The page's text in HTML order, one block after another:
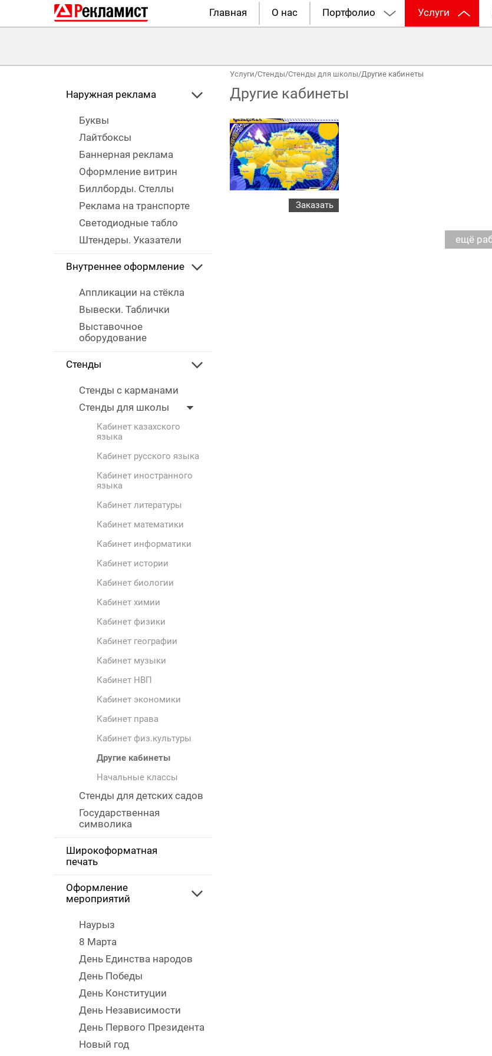
Главная О нас Портфолио Услуги
Наружная реклама
Буквы
Лайтбоксы
Баннерная реклама
Оформление витрин
Биллборды. Стеллы
Реклама на транспорте
Светодиодные табло
Штендеры. Указатели
Внутреннее оформление
Аппликации на стёкла
Вывески. Таблички
Выставочное
оборудование
Стенды
Стенды с карманами
Стенды для школы
Кабинет казахского
языка
Кабинет русского языка
Кабинет иностранного
языка
Кабинет литературы
Кабинет математики
Кабинет информатики
Кабинет истории
Кабинет биологии
Кабинет химии
Кабинет физики
Кабинет географии
Кабинет музыки
Кабинет НВП
Кабинет экономики
Кабинет права
Кабинет физ.культуры
Другие кабинеты
Начальные классы
Стенды для детских садов
Государственная
символика
Широкоформатная
печать
Оформление
мероприятий
Наурыз
8 Марта
День Единства народов
День Победы
День Конституции
День Независимости
День Первого Президента
Новый год
Услуги/Стенды/Стенды для школы/Другие кабинеты
Другие кабинеты
Заказать